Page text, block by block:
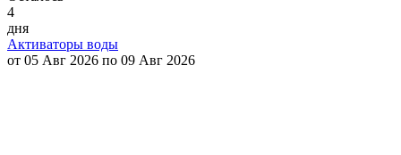
4
дня
Активаторы воды
от 05 Авг 2026 по 09 Авг 2026